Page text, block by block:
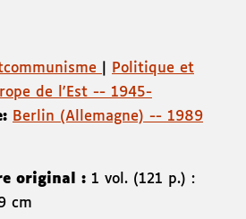
Politique et
de l'Est -- 1945-
Berlin (Allemagne) -- 1989
original : 1 vol. (121 p.) :
cm